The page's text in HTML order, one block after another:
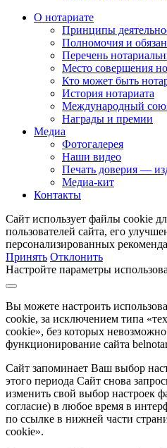
О нотариате
Принципы
Полномочия и
Перечень
Место совершения
Кто может быть
История нотариата
Международный
Награды и премии
Медиа
Фотогалерея
Наши видео
Печать доверия —
Медиа-кит
Контакты
Сайт использует файлы cookie
пользователей сайта, его
персонализированных
Принять Отклонить
Настройте параметры
Вы можете настроить
cookie, за исключением типа
cookie», без которых
функционирование сайта
Сайт запоминает Ваш выбор
этого периода Сайт снова
изменить свой выбор настроек
согласие) в любое время в
по ссылке в нижней части
cookie».